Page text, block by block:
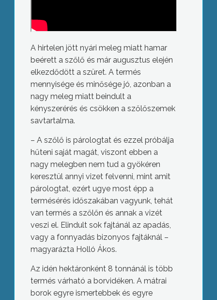
A hirtelen jött nyári meleg miatt hamar
beérett a szőlő és már augusztus elején
elkezdődött a szüret. A termés
mennyisége és minősége jó, azonban a
nagy meleg miatt beindult a
kényszerérés és csökken a szőlőszemek
savtartalma.
– A szőlő is párologtat és ezzel próbálja
hűteni saját magát, viszont ebben a
nagy melegben nem tud a gyökéren
keresztül annyi vizet felvenni, mint amit
párologtat, ezért ugye most épp a
termésérés időszakában vagyunk, tehát
van termés a szőlőn és annak a vizét
veszi el. Elindult sok fajtánál az apadás,
vagy a fonnyadás bizonyos fajtáknál –
magyarázta Holló Ákos.
Az idén hektáronként 8 tonnánál is több
termés várható a borvidéken. A mátrai
borok egyre ismertebbek és egyre